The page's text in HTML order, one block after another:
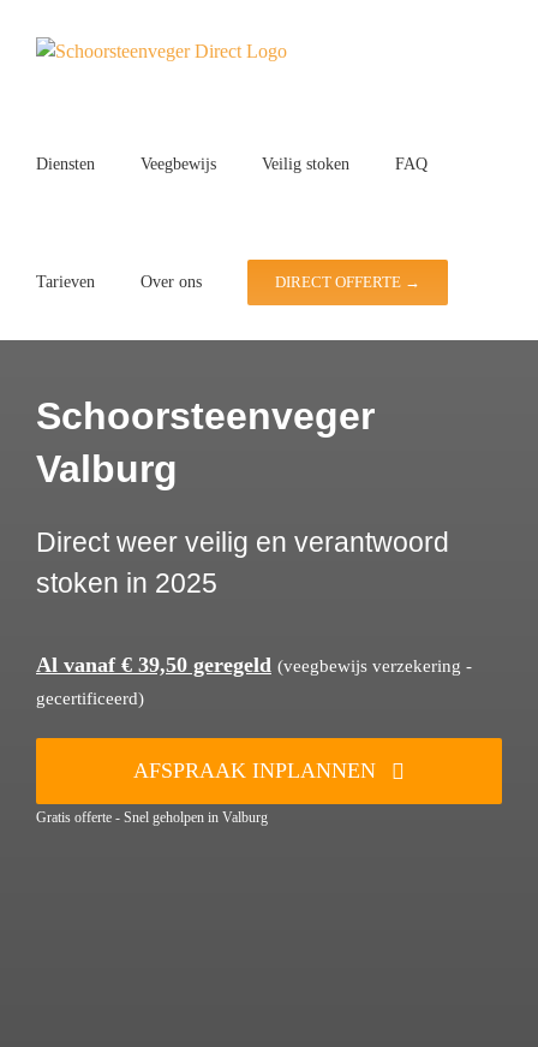
Diensten Veegbewijs Veilig stoken FAQ
Tarieven Over ons DIRECT OFFERTE →
Schoorsteenveger
Valburg
Direct weer veilig en verantwoord
stoken in 2025
Al vanaf € 39,50 geregeld (veegbewijs verzekering -
gecertificeerd)
AFSPRAAK INPLANNEN
Gratis offerte - Snel geholpen in Valburg